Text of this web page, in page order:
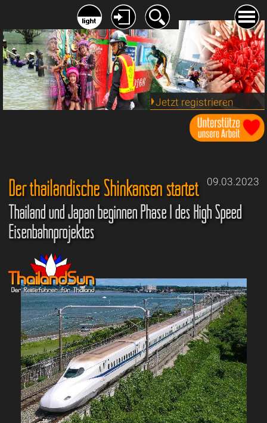
Jetzt registrieren
09.03.2023
Der thailändische Shinkansen startet
Thailand und Japan beginnen Phase I des High Speed
Eisenbahnprojektes